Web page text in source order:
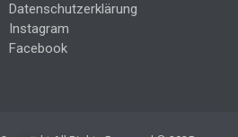
Datenschutzerklärung
Instagram
Facebook